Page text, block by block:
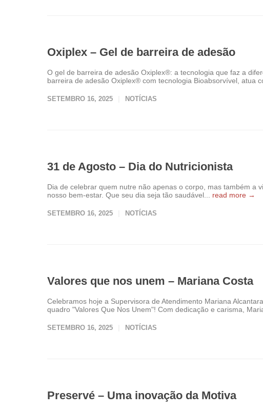
Oxiplex – Gel de barreira de adesão
O gel de barreira de adesão Oxiplex®️: a tecnologia que faz a
barreira de adesão Oxiplex®️ com tecnologia Bioabsorvível, atua
SETEMBRO 16, 2025 NOTÍCIAS
31 de Agosto – Dia do Nutricionista
Dia de celebrar quem nutre não apenas o corpo, mas também a
nosso bem-estar. Que seu dia seja tão saudável... read more →
SETEMBRO 16, 2025 NOTÍCIAS
Valores que nos unem – Mariana Costa
Celebramos hoje a Supervisora de Atendimento Mariana
quadro "Valores Que Nos Unem"! Com dedicação e carisma,
SETEMBRO 16, 2025 NOTÍCIAS
Preservé – Uma inovação da Motiva